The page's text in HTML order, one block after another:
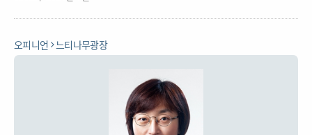
오피니언 느티나무광장